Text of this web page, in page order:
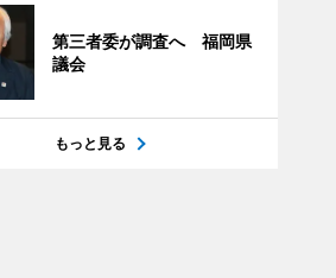
第三者委が調査へ 福岡県
議会
もっと見る